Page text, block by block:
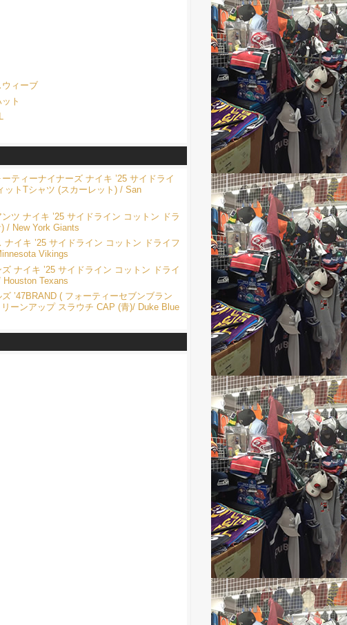
ィーブ
ト
ティーナイナーズ ナイキ ’25 サイドライ
ットTシャツ (スカーレット) / San
ツ ナイキ ’25 サイドライン コットン ドラ
/ New York Giants
ナイキ ’25 サイドライン コットン ドライフ
Vikings
ナイキ ’25 サイドライン コットン ドライ
Texans
’47BRAND ( フォーティーセブンブラン
ーンアップ スラウチ CAP (青)/ Duke Blue